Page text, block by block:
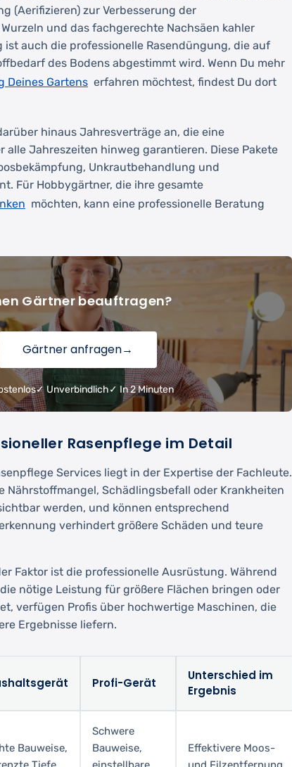
(Aerifizieren) zur Verbesserung der
und das fachgerechte Nachsäen kahler
ist auch die professionelle Rasendüngung, die auf
des Bodens abgestimmt wird. Wenn Du mehr
Deines Gartens erfahren möchtest, findest Du dort
hinaus Jahresverträge an, die eine
alle Jahreszeiten hinweg garantieren. Diese Pakete
Unkrautbehandlung und
Für Hobbygärtner, die ihre gesamte
möchten, kann eine professionelle Beratung
Gärtner beauftragen?
Gärtner anfragen→
✓ Unverbindlich✓ In 2 Minuten
Rasenpflege im Detail
Services liegt in der Expertise der Fachleute.
Nährstoffmangel, Schädlingsbefall oder Krankheiten
werden, und können entsprechend
verhindert größere Schäden und teure
Faktor ist die professionelle Ausrüstung. Während
nötige Leistung für größere Flächen bringen oder
verfügen Profis über hochwertige Maschinen, die
Ergebnisse liefern.
Profi-Gerät
Unterschied im
Ergebnis
Bauweise,
Schwere
Bauweise,
Effektivere Moos-